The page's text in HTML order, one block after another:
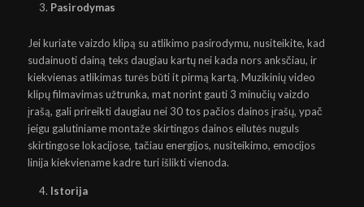
Pasirodymas
Jei kuriate vaizdo klipą su atlikimo pasirodymu, nusiteikite, kad
sudainuoti dainą teks daugiau kartų nei kada nors anksčiau, ir
kiekvienas atlikimas turės būti it pirmą kartą. Muzikinių video
klipų filmavimas užtrunka, mat norint gauti 3 minučių vaizdo
įrašą, gali prireikti daugiau nei 30 tos pačios dainos įrašų, ypač
jeigu galutiniame montaže skirtingos dainos eilutės nuguls
skirtingose lokacijose, tačiau energijos, nusiteikimo, emocijos
linija kiekviename kadre turi išlikti vienoda.
Istorija